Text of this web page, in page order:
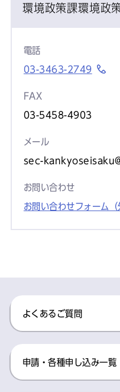
環境政策課環境政
電話
03-3463-2749
FAX
03-5458-4903
メール
sec-
お問い合わせ
お問い合わせフォーム（
よくあるご質問
申請・各種申し込み一覧